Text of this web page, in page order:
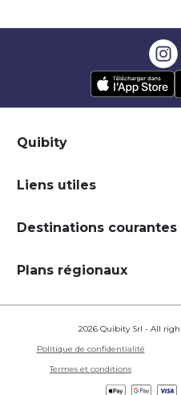
Quibity
Liens utiles
Destinations courantes
Plans régionaux
2026 Quibity Srl - All right
Politique de confidentialité
Termes et conditions